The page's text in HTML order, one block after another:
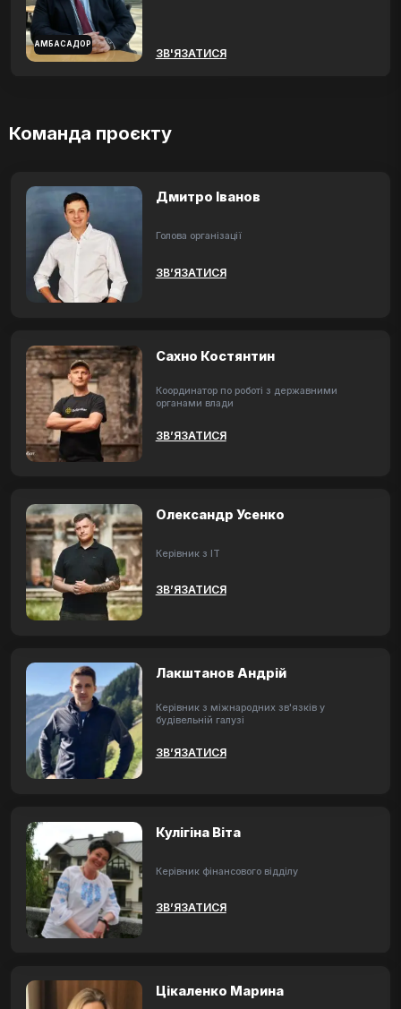
АМБАСАДОР
ЗВ'ЯЗАТИСЯ
Команда проєкту
Дмитро Іванов
Голова організації
ЗВ’ЯЗАТИСЯ
Сахно Костянтин
Координатор по роботі з державними
органами влади
ЗВ’ЯЗАТИСЯ
Олександр Усенко
Керівник з ІТ
ЗВ’ЯЗАТИСЯ
Лакштанов Андрій
Керівник з міжнародних зв'язків у
будівельній галузі
ЗВ’ЯЗАТИСЯ
Кулігіна Віта
Керівник фінансового відділу
ЗВ’ЯЗАТИСЯ
Цікаленко Марина